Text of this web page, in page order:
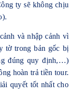
ty sẽ không chịu
và nhập cảnh vì
tờ trong bản gốc bị
đúng quy định,…)
hoàn trả tiền tour.
quyết tốt nhất cho